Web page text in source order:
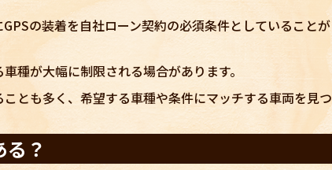
の装着を自社ローン契約の必須条件としていることが
種が大幅に制限される場合があります。
とも多く、希望する車種や条件にマッチする車両を見つ
？